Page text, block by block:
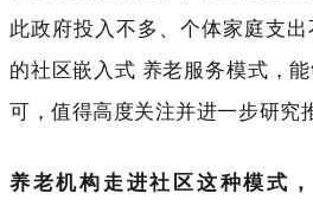
此政府投入不多、个体家庭支
的社区嵌入式 养老服务模式，
可，值得高度关注并进一步研究
养老机构走进社区这种模式